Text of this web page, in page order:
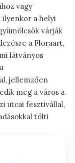
vagy
ilyenkor a helyi
várják
a Floraart,
látványos
jellemzően
meg a város a
utcai fesztivállal,
tölti